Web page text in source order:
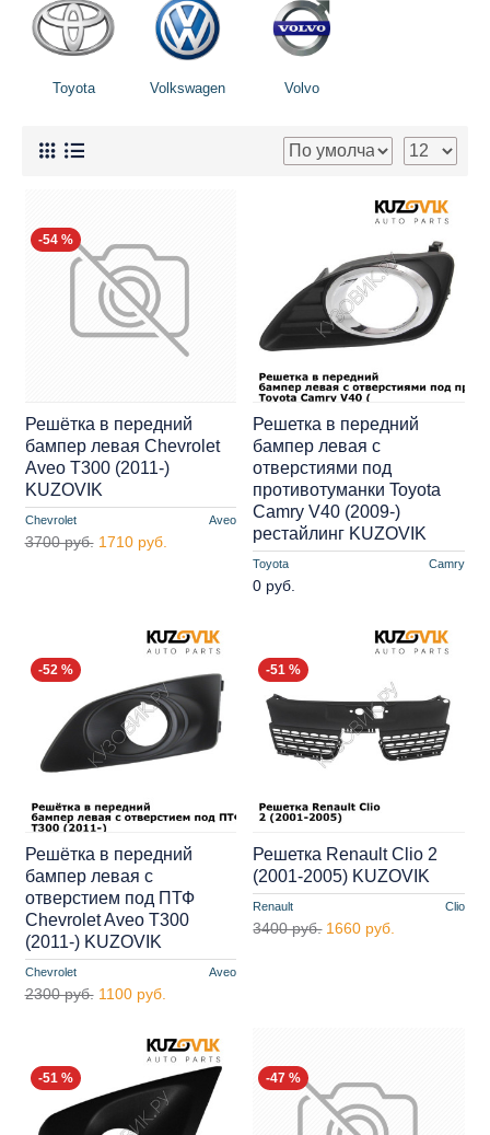
Toyota Volkswagen Volvo
-54 %
Chevrolet Aveo
Решётка в передний
бампер левая Chevrolet
Aveo T300 (2011-)
KUZOVIK
3700 руб. 1710 руб.
Toyota Camry
Решетка в передний
бампер левая с
отверстиями под
противотуманки Toyota
Camry V40 (2009-)
рестайлинг KUZOVIK
0 руб.
-52 %
Chevrolet Aveo
Решётка в передний
бампер левая с
отверстием под ПТФ
Chevrolet Aveo T300
(2011-) KUZOVIK
2300 руб. 1100 руб.
-51 %
Renault Clio
Решетка Renault Clio 2
(2001-2005) KUZOVIK
3400 руб. 1660 руб.
-51 % -47 %